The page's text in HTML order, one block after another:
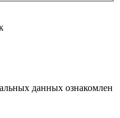
данных ознакомлен